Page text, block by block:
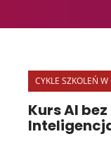
CYKLE SZKOLEŃ
Kurs AI